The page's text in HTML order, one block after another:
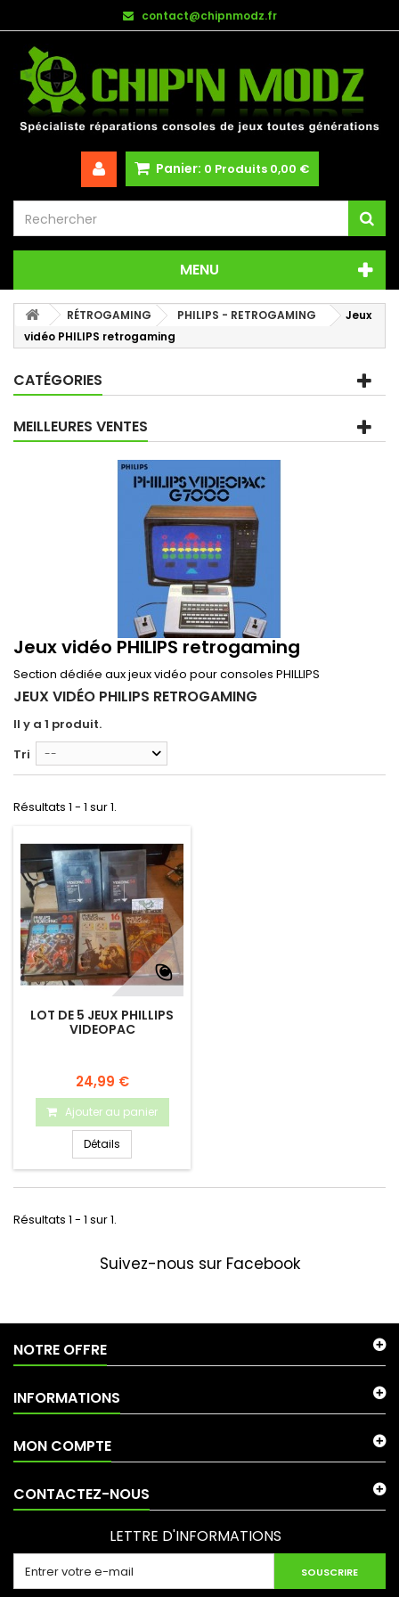
contact@chipnmodz.fr
Panier: 0 Produits 0,00 €
MENU
RÉTROGAMING PHILIPS - RETROGAMING
Jeux
vidéo PHILIPS retrogaming
CATÉGORIES
MEILLEURES VENTES
Jeux vidéo PHILIPS retrogaming
Section dédiée aux jeux vidéo pour consoles PHILLIPS
JEUX VIDÉO PHILIPS RETROGAMING
Il y a 1 produit.
Tri
--
Résultats 1 - 1 sur 1.
LOT DE 5 JEUX PHILLIPS
VIDEOPAC
24,99 €
Ajouter au panier
Détails
Résultats 1 - 1 sur 1.
Suivez-nous sur Facebook
NOTRE OFFRE
INFORMATIONS
MON COMPTE
CONTACTEZ-NOUS
LETTRE D'INFORMATIONS
SOUSCRIRE